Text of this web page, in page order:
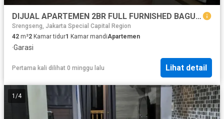
DIJUAL APARTEMEN 2BR FULL FURNISHED BAGUS BELMONT EVEREST KEBON JERUK
Srengseng, Jakarta Special Capital Region
42 m²2 Kamar tidur1 Kamar mandiApartemen
·Garasi
Pertama kali dilihat 0 minggu lalu Lihat detail
1 /4